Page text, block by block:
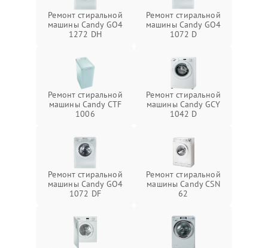
Ремонт стиральной
машины Candy GO4
1272 DH
Ремонт стиральной
машины Candy GO4
1072 D
Ремонт стиральной
машины Candy CTF
1006
Ремонт стиральной
машины Candy GCY
1042 D
Ремонт стиральной
машины Candy GO4
1072 DF
Ремонт стиральной
машины Candy CSN
62